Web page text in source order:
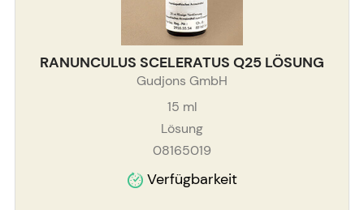
RANUNCULUS SCELERATUS Q25 LÖSUNG
Gudjons GmbH
15 ml
Lösung
08165019
Verfügbarkeit